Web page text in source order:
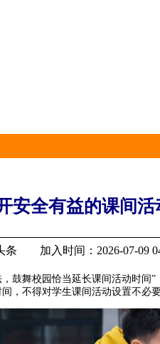
安全有益的课间
条 加入时间：2026-07-
鼓舞校园恰当延长课间活动
间，不得对学生课间活动设置